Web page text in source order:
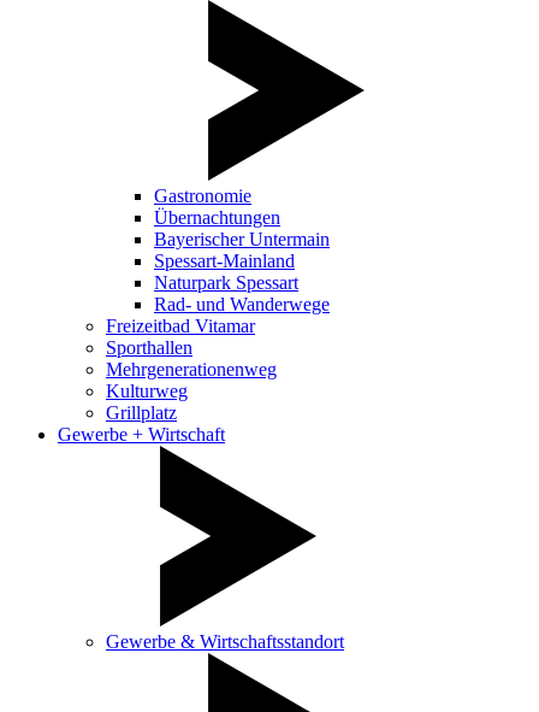
Gastronomie
Übernachtungen
Bayerischer Untermain
Spessart-Mainland
Naturpark Spessart
Rad- und Wanderwege
Freizeitbad Vitamar
Sporthallen
Mehrgenerationenweg
Kulturweg
Grillplatz
Gewerbe + Wirtschaft
Gewerbe & Wirtschaftsstandort